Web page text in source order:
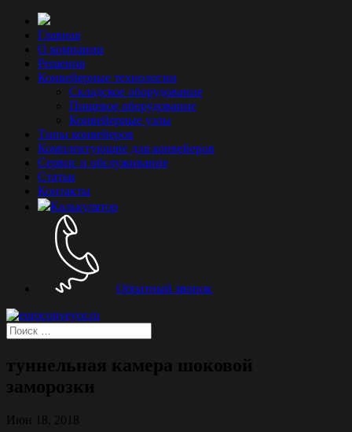
Главная
О компании
Решения
Конвейерные технологии
Складское оборудование
Пищевое оборудование
Конвейерные узлы
Типы конвейеров
Комплектующие для конвейеров
Сервис и обслуживание
Статьи
Контакты
Калькулятор
Обратный звонок
туннельная камера шоковой
заморозки
Июн 18, 2018